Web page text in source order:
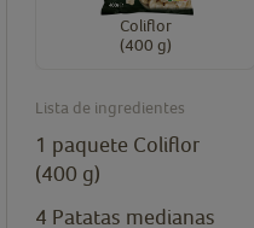
Coliflor
(400 g)
Lista de ingredientes
1 paquete Coliflor
(400 g)
4 Patatas medianas